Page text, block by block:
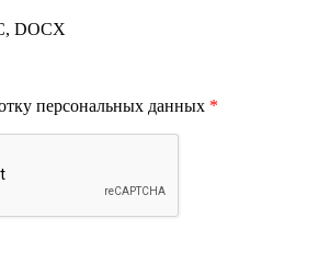
DOCX
персональных данных *